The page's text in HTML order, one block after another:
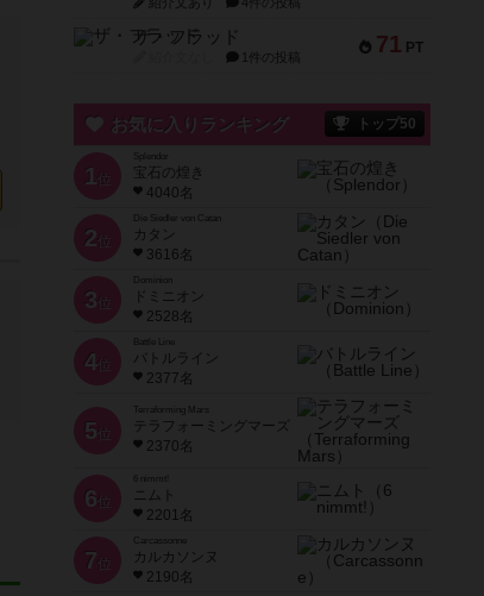
71 PT
ザ・フラッド
1件の投稿
お気に入りランキング トップ50
1 位
宝石の煌き
4040名
2 位
Die Siedler von Catan
カタン
3616名
3 位
ドミニオン
2528名
4位
Battle Line
バトルライン
2377名
5 位
Terraforming Mars
テラフォーミングマーズ
2370名
6 位
ニムト
2201名
7 位
Carcassonne
カルカソンヌ
2190名